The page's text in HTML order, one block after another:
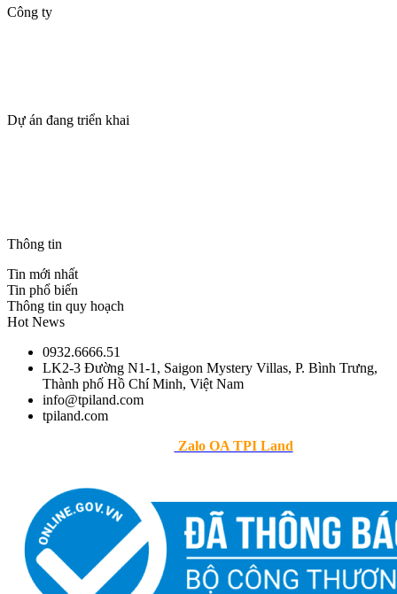
Công ty
Dự án đang triển khai
Thông tin
Tin mới nhất
Tin phổ biến
Thông tin quy hoạch
Hot News
0932.6666.51
LK2-3 Đường N1-1, Saigon Mystery Villas, P. Bình Trưng,
Thành phố Hồ Chí Minh, Việt Nam
info@tpiland.com
tpiland.com
Zalo OA TPI Land